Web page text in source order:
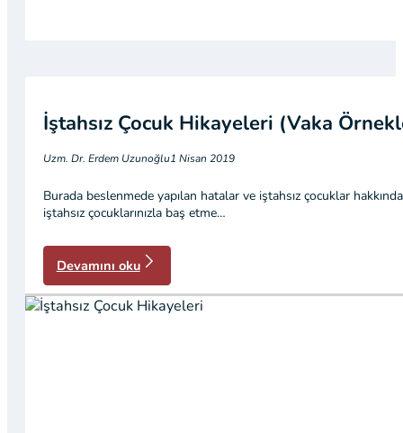
İştahsız Çocuk Hikayeleri (Vaka
Uzm. Dr. Erdem Uzunoğlu1 Nisan 2019
Burada beslenmede yapılan hatalar ve iştahsız çocuklar
iştahsız çocuklarınızla baş etme…
Devamını oku